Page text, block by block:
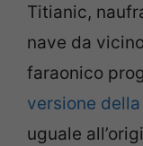
Titianic,
nave da
faraonico
versione
uguale